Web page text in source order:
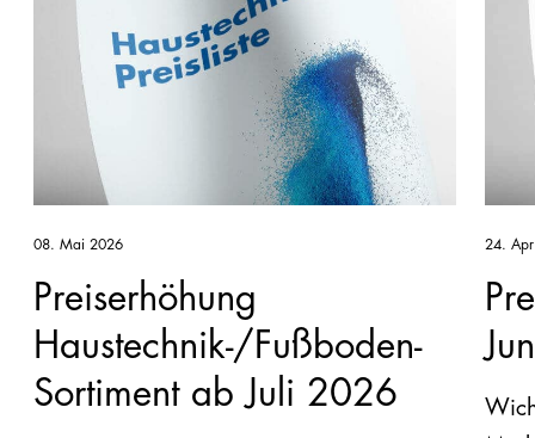
08. Mai 2026
Preiserhöhung
Haustechnik-/Fußboden-
Sortiment ab Juli 2026
24.